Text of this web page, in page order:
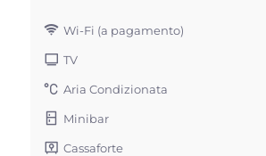
Wi-Fi (a pagamento)
TV
Aria Condizionata
Minibar
Cassaforte